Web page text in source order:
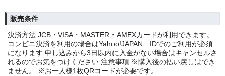
販売条件
決済方法 JCB・VISA・MASTER・AMEXカードが利用できます。
コンビニ決済を利用の場合はYahoo!JAPAN IDでのご利用が必須
になります 申し込みから3日以内に入金がない場合はキャンセルさ
れるのでお気をつけください 注意事項 ※購入後の払い戻しはでき
ません。 ※お一人様1枚QRコードが必要です。